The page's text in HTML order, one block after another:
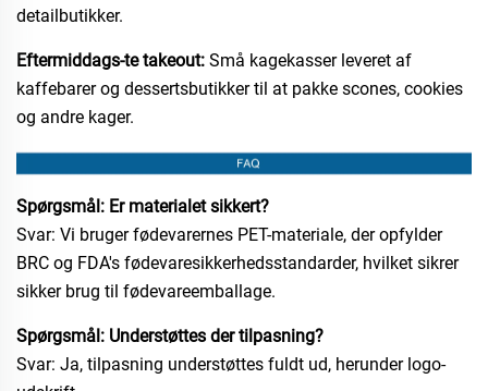
detailbutikker.
Eftermiddags-te takeout: Små kagekasser leveret af
kaffebarer og dessertsbutikker til at pakke scones, cookies
og andre kager.
Spørgsmål: Er materialet sikkert?
Svar: Vi bruger fødevarernes PET-materiale, der opfylder
BRC og FDA's fødevaresikkerhedsstandarder, hvilket sikrer
sikker brug til fødevareemballage.
Spørgsmål: Understøttes der tilpasning?
Svar: Ja, tilpasning understøttes fuldt ud, herunder logo-